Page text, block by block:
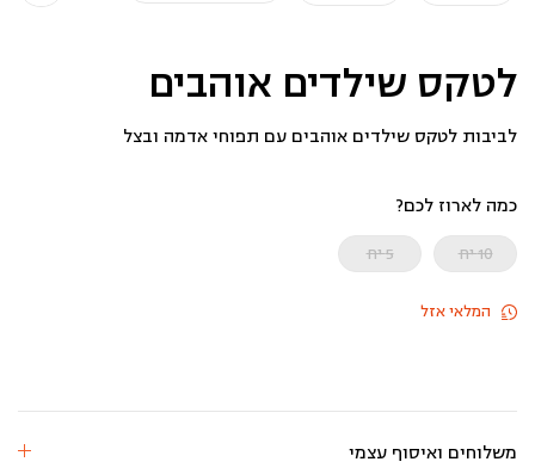
לטקס שילדים אוהבים
לביבות לטקס שילדים אוהבים עם תפוחי אדמה ובצל
כמה לארוז לכם?
10 יח 5 יח
המלאי אזל
משלוחים ואיסוף עצמי